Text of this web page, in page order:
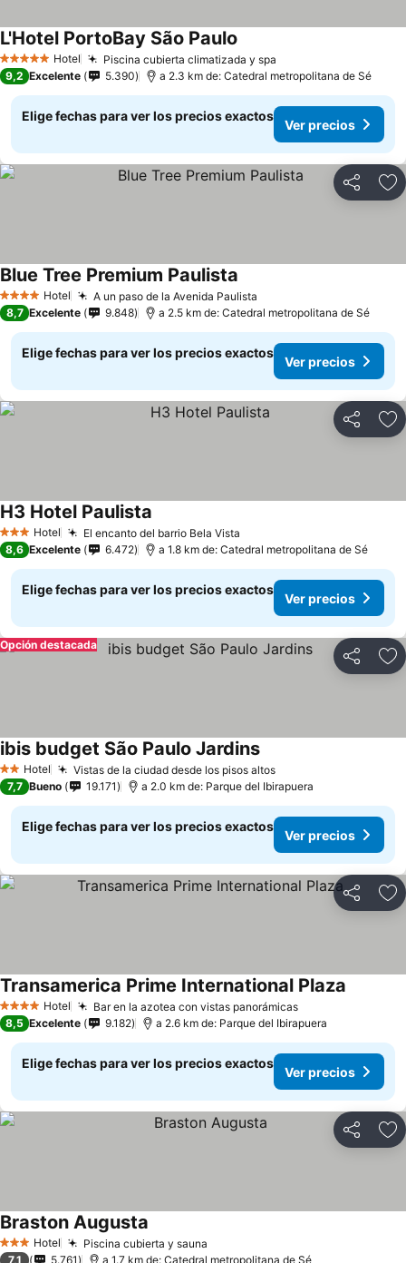
5 Estrellas Hotel Piscina cubierta climatizada y spa
L'Hotel PortoBay São Paulo
9,2 Excelente 5.390 a 2.3 km de: Catedral metropolitana de Sé
Elige fechas para ver los precios exactos
Ver precios
Compartir
4 EstrellasHotel A un paso de la Avenida Paulista
Blue Tree Premium Paulista
8,7 Excelente 9.848 a 2.5 km de: Catedral metropolitana de Sé
Elige fechas para ver los precios exactos
Ver precios
Compartir
3 Estrellas
Hotel El encanto del barrio Bela Vista
H3 Hotel Paulista
8,6 Excelente 6.472 a 1.8 km de: Catedral metropolitana de Sé
Elige fechas para ver los precios exactos
Ver precios
Compartir
Opción destacada
2 Estrellas
Hotel Vistas de la ciudad desde los pisos altos
ibis budget São Paulo Jardins
7,7 Bueno 19.171 a 2.0 km de: Parque del Ibirapuera
Elige fechas para ver los precios exactos
Ver precios
Compartir
4 EstrellasHotel Bar en la azotea con vistas panorámicas
Transamerica Prime International Plaza
8,5 Excelente 9.182 a 2.6 km de: Parque del Ibirapuera
Elige fechas para ver los precios exactos
Ver precios
Compartir
3 Estrellas
Hotel Piscina cubierta y sauna
Braston Augusta
7,1 5.761 a 1.7 km de: Catedral metropolitana de Sé